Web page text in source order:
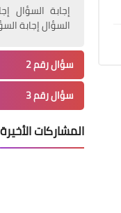
محطات
بلمسات
إجابة السؤال
السؤال إجابة
سؤال رقم 2
سؤال رقم 3
المشاركات الأخيرة